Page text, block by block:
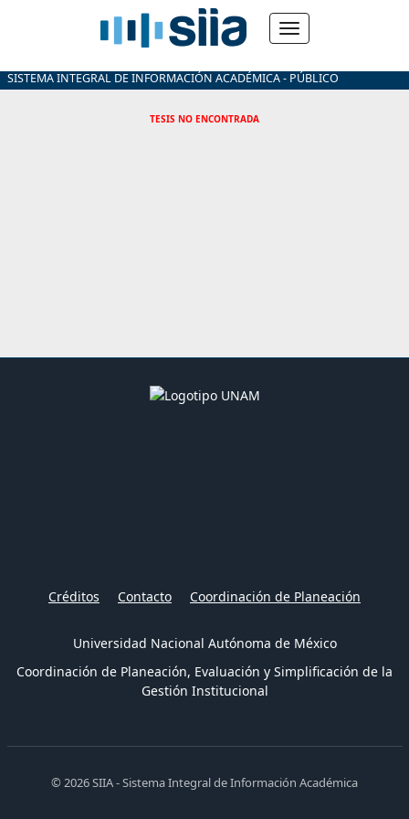
SISTEMA INTEGRAL DE INFORMACIÓN ACADÉMICA - PÚBLICO
TESIS NO ENCONTRADA
Créditos Contacto Coordinación de Planeación
Universidad Nacional Autónoma de México
Coordinación de Planeación, Evaluación y Simplificación de la
Gestión Institucional
© 2026 SIIA - Sistema Integral de Información Académica